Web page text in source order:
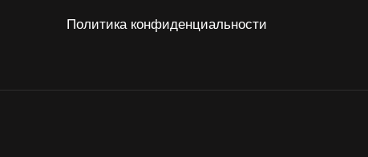
Политика конфиденциальности